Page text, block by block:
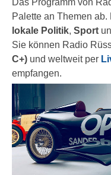
Das Programm von
Palette an Themen ab.
lokale Politik, Sport
Sie können Radio
C+) und weltweit per
empfangen.